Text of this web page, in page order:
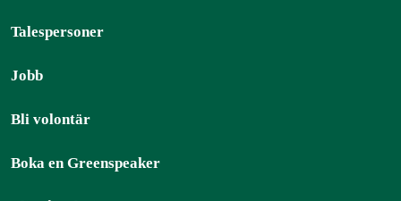
Talespersoner
Jobb
Bli volontär
Boka en Greenspeaker